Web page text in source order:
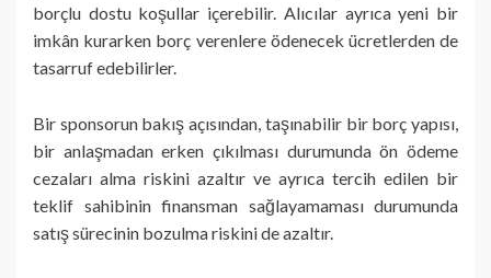
borçlu dostu koşullar içerebilir. Alıcılar ayrıca yeni bir
imkân kurarken borç verenlere ödenecek ücretlerden de
tasarruf edebilirler.
Bir sponsorun bakış açısından, taşınabilir bir borç yapısı,
bir anlaşmadan erken çıkılması durumunda ön ödeme
cezaları alma riskini azaltır ve ayrıca tercih edilen bir
teklif sahibinin finansman sağlayamaması durumunda
satış sürecinin bozulma riskini de azaltır.